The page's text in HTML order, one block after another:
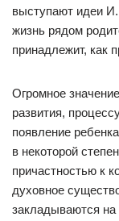
выступают идеи
жизнь рядом
принадлежит, как
Огромное
развития,
появление
в некоторой
причастностью к
духовное
закладываются на